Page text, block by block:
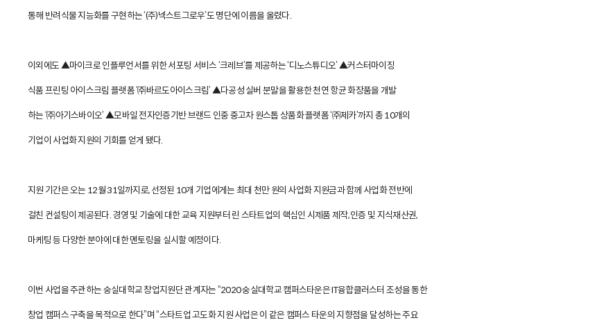
통해 반려식물 지능화를 구현하는 ‘(주)넥스트그로우’도 명단에 이름을 올렸다.
이외에도 ▲마이크로 인플루언서를 위한 서포팅 서비스 ‘크레브’를 제공하는 ‘디노스튜디오’ ▲커스터마이징
식품 프린팅 아이스크림 플랫폼 ‘㈜바르도아이스크림’ ▲다공성 실버 분말을 활용한 천연 항균 화장품을 개발
하는 ‘㈜아기스바이오’ ▲모바일 전자인증기반 브랜드 인중 중고차 원스톱 상품화 플랫폼 ‘㈜체카’까지 총 10개의
기업이 사업화 지원의 기회를 얻게 됐다.
지원 기간은 오는 12월 31일까지로, 선정된 10개 기업에게는 최대 천만 원의 사업화 지원금과 함께 사업화 전반에
걸친 컨설팅이 제공된다. 경영 및 기술에 대한 교육 지원부터 린 스타트업의 핵심인 시제품 제작, 인증 및 지식재산권,
마케팅 등 다양한 분야에 대한 멘토링을 실시할 예정이다.
이번 사업을 주관하는 숭실대학교 창업지원단 관계자는 “2020 숭실대학교 캠퍼스타운은 IT융합클러스터 조성을 통한
창업 캠퍼스 구축을 목적으로 한다”며 “스타트업 고도화 지원 사업은 이 같은 캠퍼스 타운의 지향점을 달성하는 주요